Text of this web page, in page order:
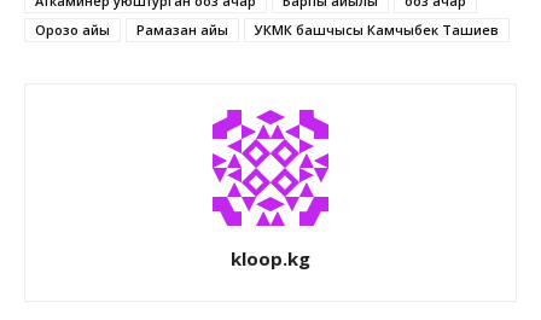
Орозо айы
Рамазан айы УКМК башчысы Камчыбек Ташиев
kloop.kg